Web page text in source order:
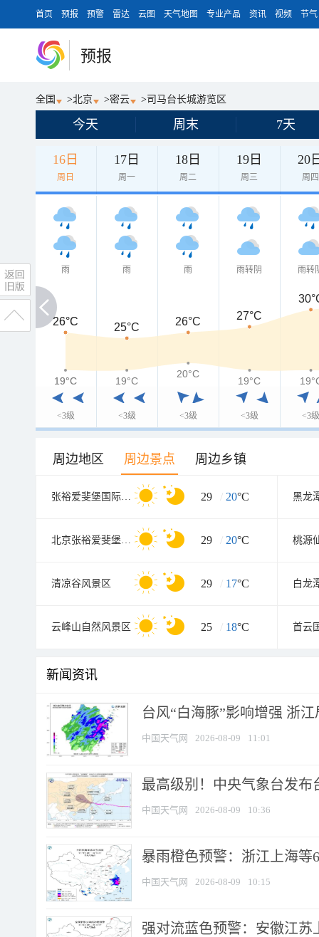
首页 预报 预警 雷达 云图 天气地图 专业产品 资讯 视频 节气
预报
全国 >北京 >密云 >司马台长城游览区
今天 周末 7天
16日
周日
17日
周一
18日
周二
19日
周三
20
周四
雨
<3级
雨
<3级
雨
<3级
雨转阴
<3级
雨转
<3级
26°C
26°C 25°C 26°C 27°C
19°C
19°C 19°C
20°C
19°C
周边地区 周边景点 周边乡镇
张裕爱斐堡国际酒庄 29 / 20°C 黑龙
北京张裕爱斐堡国际酒庄 29 / 20°C 桃源
清凉谷风景区 29 / 17°C 白龙
云峰山自然风景区 25 / 18°C 首云
新闻资讯
台风“白海豚”影响增强 浙
中国天气网 2026-08-09 11:01
最高级别！中央气象台发布
中国天气网 2026-08-09 10:36
暴雨橙色预警：浙江上海等
中国天气网 2026-08-09 10:15
强对流蓝色预警：安徽江苏